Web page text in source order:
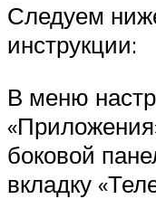
Следуем
инструкции:
В меню
боковой
вкладку